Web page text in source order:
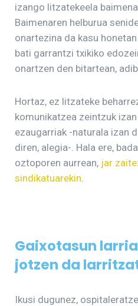
izango litzatekeela
Baimenaren helburua
onartezina da kasu
bati garrantzi txikiko
onartzen den bitartean,
Hortaz, ez litzateke
komunikatzea zeintzuk
ezaugarriak -naturala izan
diren, alegia-. Hala ere,
oztoporen aurrean, jar
sindikatuarekin
Gaixotasun
jotzen da
Ikusi dugunez,